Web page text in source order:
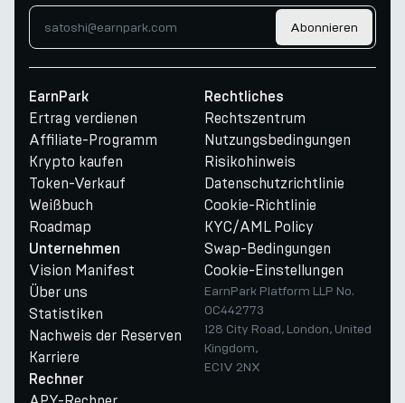
Abonnieren
EarnPark
Ertrag verdienen
Affiliate-Programm
Krypto kaufen
Token-Verkauf
Weißbuch
Roadmap
Unternehmen
Vision Manifest
Über uns
Statistiken
Nachweis der Reserven
Karriere
Rechner
Rechtliches
Rechtszentrum
Nutzungsbedingungen
Risikohinweis
Datenschutzrichtlinie
Cookie-Richtlinie
KYC/AML Policy
Swap-Bedingungen
Cookie-Einstellungen
EarnPark Platform LLP No.
OC442773
128 City Road, London, United
Kingdom,
EC1V 2NX